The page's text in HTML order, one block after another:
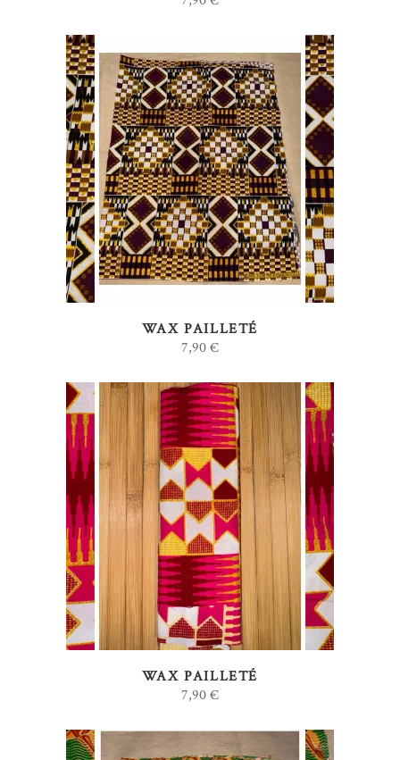
AJOUTER AU PANIER
WAX PAILLETÉ
7,90€
AJOUTER AU PANIER
WAX PAILLETÉ
7,90€